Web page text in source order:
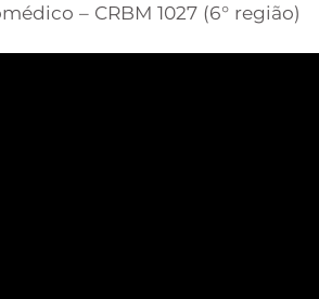
– CRBM 1027 (6° região)